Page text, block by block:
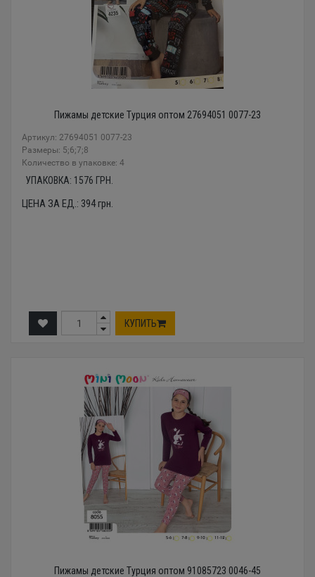
Пижамы детские Турция оптом 27694051 0077-23
Артикул: 27694051 0077-23
Размеры: 5;6;7;8
Количество в упаковке: 4
УПАКОВКА: 1576 ГРН.
ЦЕНА ЗА ЕД.: 394грн.
КУПИТЬ
Пижамы детские Турция оптом 91085723 0046-45